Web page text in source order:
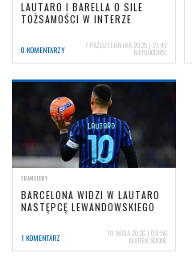
LAUTARO I BARELLA O SILE
TOŻSAMOŚCI W INTERZE
0 KOMENTARZY 7 PAŹDZIERNIKA 2025 | 21:42
NERIOCORSI
TRANSFERY
BARCELONA WIDZI W LAUTARO
NASTĘPCĘ LEWANDOWSKIEGO
1 KOMENTARZ 19 MAJA 2026 | 09:56
MAREK SUDOŁ